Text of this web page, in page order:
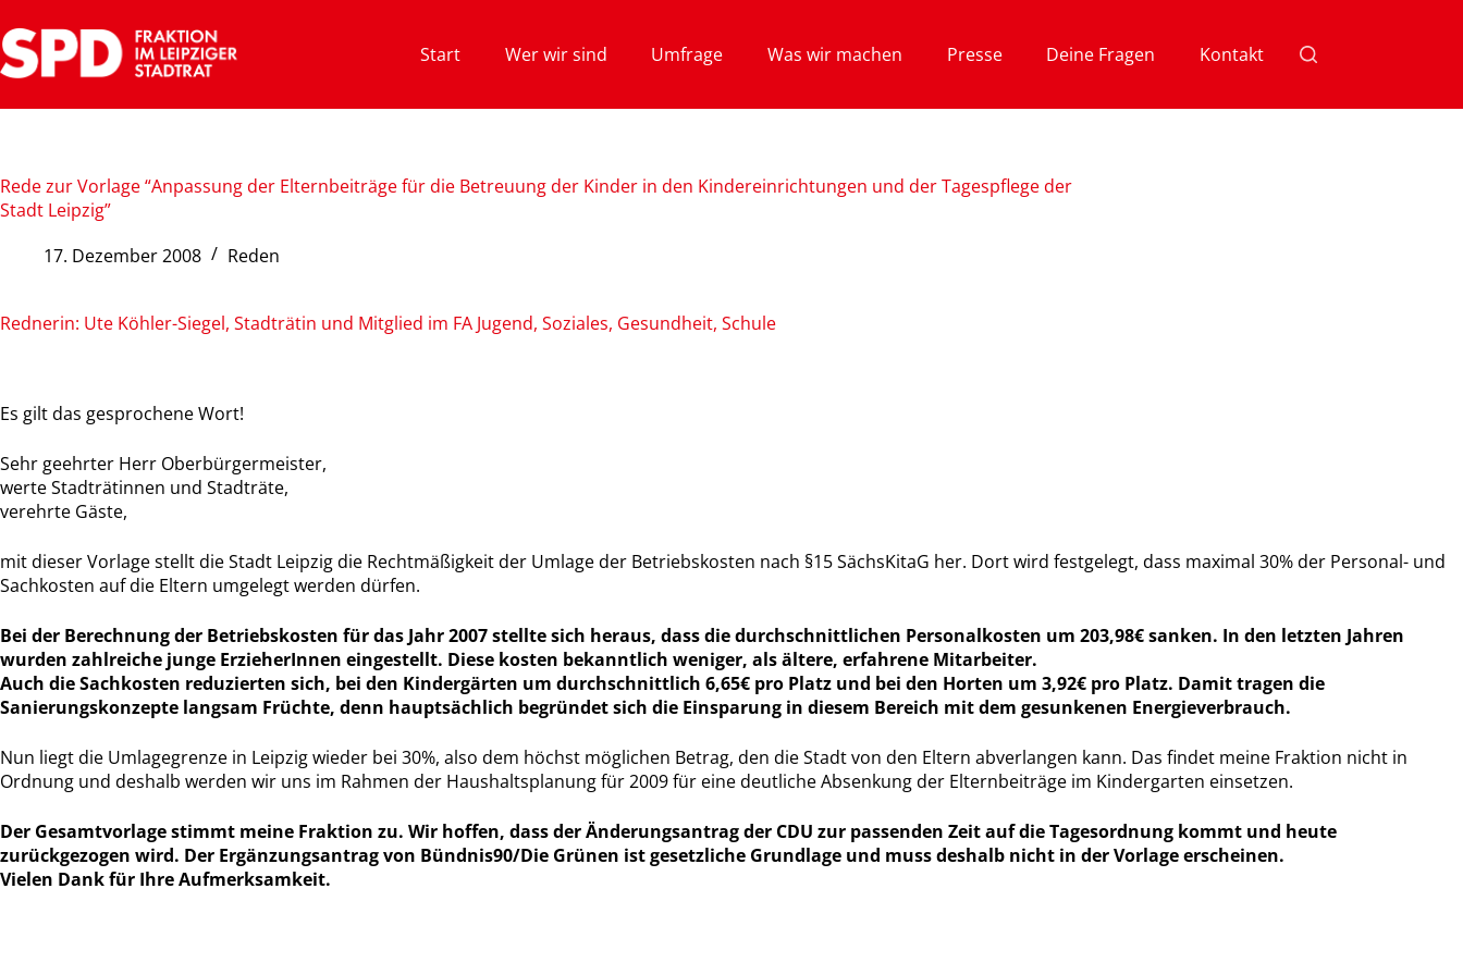
Inhalt
springen
Start Wer wir sind Umfrage Was wir machen Presse Deine Fragen Kontakt
Rede zur Vorlage “Anpassung der Elternbeiträge für die Betreuung der Kinder in den Kindereinrichtungen und der Tagespflege der
Stadt Leipzig”
17. Dezember 2008
Reden
Rednerin: Ute Köhler-Siegel, Stadträtin und Mitglied im FA Jugend, Soziales, Gesundheit, Schule
Es gilt das gesprochene Wort!
Sehr geehrter Herr Oberbürgermeister,
werte Stadträtinnen und Stadträte,
verehrte Gäste,
mit dieser Vorlage stellt die Stadt Leipzig die Rechtmäßigkeit der Umlage der Betriebskosten nach §15 SächsKitaG her. Dort wird festgelegt, dass maximal 30% der Personal- und
Sachkosten auf die Eltern umgelegt werden dürfen.
Bei der Berechnung der Betriebskosten für das Jahr 2007 stellte sich heraus, dass die durchschnittlichen Personalkosten um 203,98€ sanken. In den letzten Jahren
wurden zahlreiche junge ErzieherInnen eingestellt. Diese kosten bekanntlich weniger, als ältere, erfahrene Mitarbeiter.
Auch die Sachkosten reduzierten sich, bei den Kindergärten um durchschnittlich 6,65€ pro Platz und bei den Horten um 3,92€ pro Platz. Damit tragen die
Sanierungskonzepte langsam Früchte, denn hauptsächlich begründet sich die Einsparung in diesem Bereich mit dem gesunkenen Energieverbrauch.
Nun liegt die Umlagegrenze in Leipzig wieder bei 30%, also dem höchst möglichen Betrag, den die Stadt von den Eltern abverlangen kann. Das findet meine Fraktion nicht in
Ordnung und deshalb werden wir uns im Rahmen der Haushaltsplanung für 2009 für eine deutliche Absenkung der Elternbeiträge im Kindergarten einsetzen.
Der Gesamtvorlage stimmt meine Fraktion zu. Wir hoffen, dass der Änderungsantrag der CDU zur passenden Zeit auf die Tagesordnung kommt und heute
zurückgezogen wird. Der Ergänzungsantrag von Bündnis90/Die Grünen ist gesetzliche Grundlage und muss deshalb nicht in der Vorlage erscheinen.
Vielen Dank für Ihre Aufmerksamkeit.